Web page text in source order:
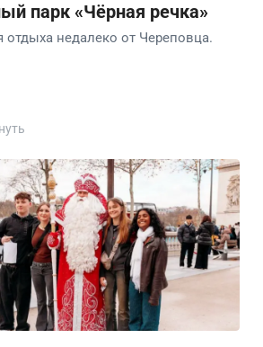
парк «Чёрная речка»
отдыха недалеко от Череповца.